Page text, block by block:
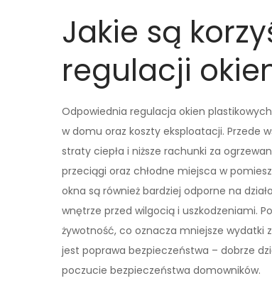
Jakie są
regulacji
Odpowiednia regulacja okien
w domu oraz koszty eksploatacji. Przede
straty ciepła i niższe rachunki za
przeciągi oraz chłodne miejsca w
okna są również bardziej odporne na
wnętrze przed wilgocią i uszkodzeniami.
żywotność, co oznacza mniejsze wydatki
jest poprawa bezpieczeństwa – dobrze
poczucie bezpieczeństwa domowników.